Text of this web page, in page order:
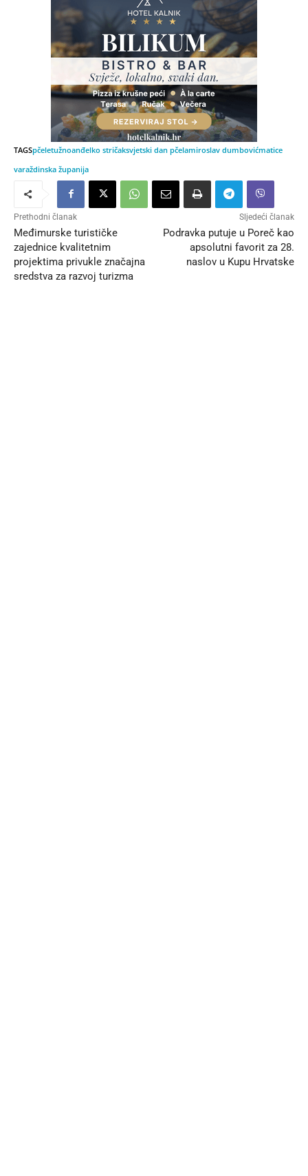
TAGSpčeletužnoanđelko stričaksvjetski dan pčelamiroslav dumbovićmatice
varaždinska županija
Prethodni članak
Međimurske turističke
zajednice kvalitetnim
projektima privukle značajna
sredstva za razvoj turizma
Sljedeći članak
Podravka putuje u Poreč kao
apsolutni favorit za 28.
naslov u Kupu Hrvatske